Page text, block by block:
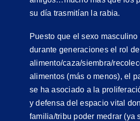
su día trasmitían la rabia.
Puesto que el sexo
durante generaciones el rol
alimento/caza/siembra/
alimentos (más o menos), el
se ha asociado a la
y defensa del espacio vital
familia/tribu poder medrar (ya